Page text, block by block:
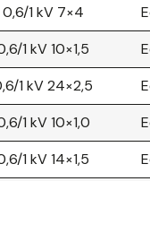
1 kV 7×4
1 kV 10×1,5
1 kV 24×2,5
1 kV 10×1,0
1 kV 14×1,5